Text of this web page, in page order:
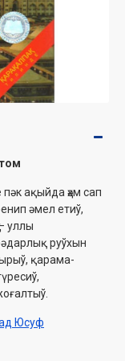
ақыйда ҳәм сап
әмел етиў,
уллы
руўхын
қарама-
Юсуф